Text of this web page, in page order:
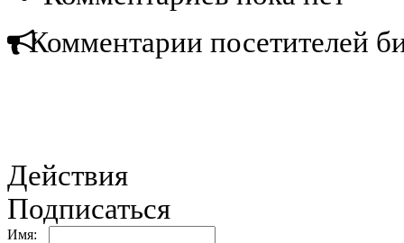
Комментарии посетителей
Действия
Подписаться
Имя: